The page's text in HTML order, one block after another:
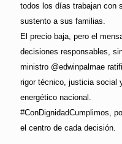
todos los días trabajan con
sustento a sus familias.
El precio baja, pero el
decisiones responsables,
ministro @edwinpalmae
rigor técnico, justicia social
energético nacional.
#ConDignidadCumplimos,
el centro de cada decisión.